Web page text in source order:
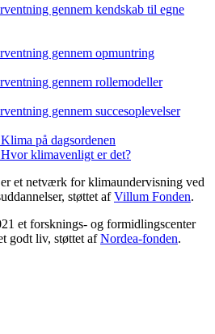
gennem kendskab til egne
gennem opmuntring
gennem rollemodeller
gennem succesoplevelser
på dagsordenen
klimavenligt er det?
et netværk for klimaundervisning ved
støttet afVillum Fonden.
et forsknings- og formidlingscenter
godt liv, støttet afNordea-fonden.